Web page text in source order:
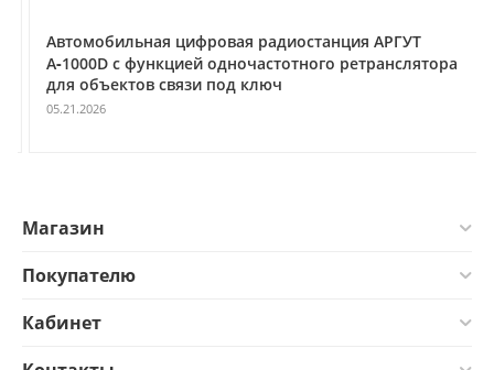
Автомобильная цифровая радиостанция АРГУТ
А‑1000D с функцией одночастотного ретранслятора
для объектов связи под ключ
05.21.2026
Магазин
Покупателю
Кабинет